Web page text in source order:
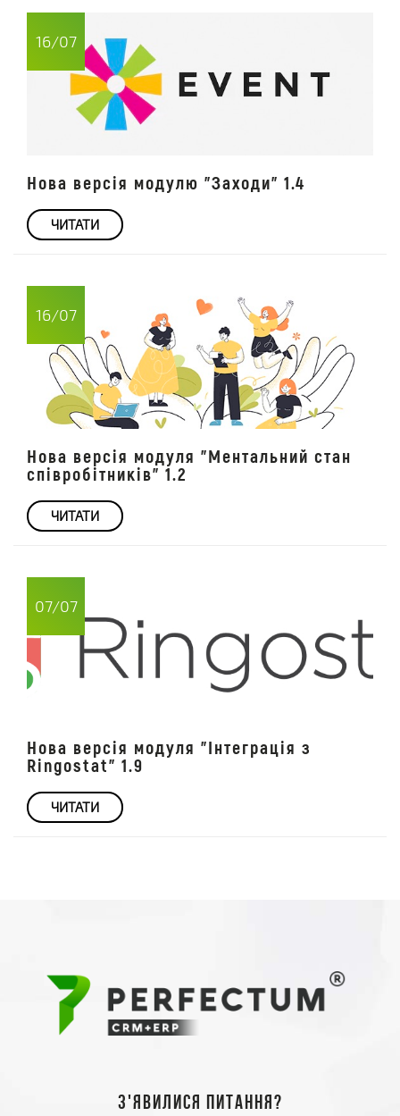
16/07
Нова версія модулю "Заходи" 1.4
ЧИТАТИ
16/07
Нова версія модуля "Ментальний стан
співробітників" 1.2
ЧИТАТИ
07/07
Нова версія модуля "Інтеграція з
Ringostat" 1.9
ЧИТАТИ
З'явилися питання?